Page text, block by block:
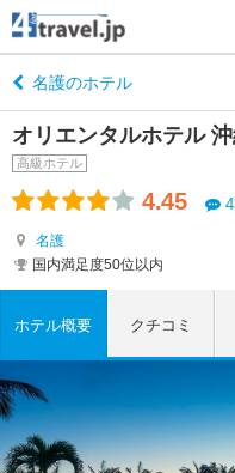
名護のホテル
オリエンタルホテル
高級ホテル
4.45
名護
国内満足度50位以内
ホテル概要 クチコミ